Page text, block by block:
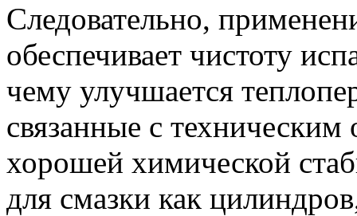
Следовательно,
обеспечивает чистоту
чему улучшается
связанные с
хорошей химической
для смазки как